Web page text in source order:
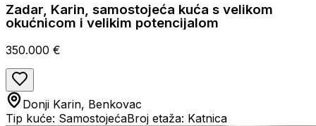
Zadar, Karin, samostojeća kuća s velikom
okućnicom i velikim potencijalom
350.000 €
Donji Karin, Benkovac
Tip kuće: SamostojećaBroj etaža: Katnica